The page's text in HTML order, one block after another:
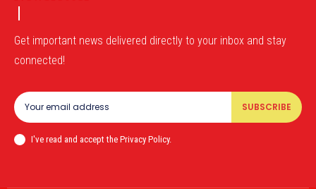
Get important news delivered directly to your inbox and stay
connected!
SUBSCRIBE
I've read and accept the Privacy Policy.